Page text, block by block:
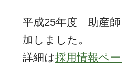
平成25年度 助産師
加しました。
詳細は採用情報ペ